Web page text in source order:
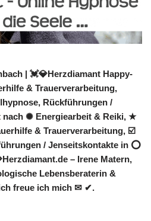
| 💓️💎Herzdiamant Happy-
& Trauerverarbeitung,
Rückführungen /
nach ✺ Energiearbeit & Reiki, ★
& Trauerverarbeitung, ☑️
/ Jenseitskontakte in ⭕
– Irene Matern,
Lebensberaterin &
freue ich mich ✉ ✔.